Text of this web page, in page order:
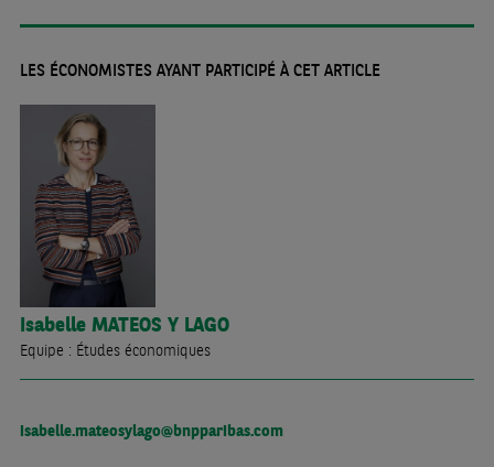
LES ÉCONOMISTES AYANT PARTICIPÉ À CET ARTICLE
Isabelle MATEOS Y LAGO
Equipe : Études économiques
isabelle.mateosylago@bnpparibas.com